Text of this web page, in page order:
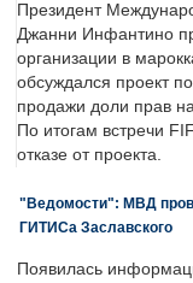
Президент
Джанни Инфантино
организации в
обсуждался проект
продажи доли прав
По итогам встречи
отказе от проекта.
"Ведомости": МВД
ГИТИСа Заславского
Появилась